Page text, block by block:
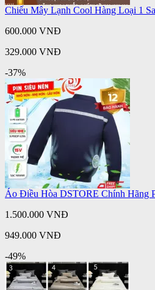
Chiếu Mây Lạnh Cool Hàng Loại 1
600.000 VNĐ
329.000 VNĐ
-37%
Áo Điều Hòa DSTORE Chính Hãng
1.500.000 VNĐ
949.000 VNĐ
-49%